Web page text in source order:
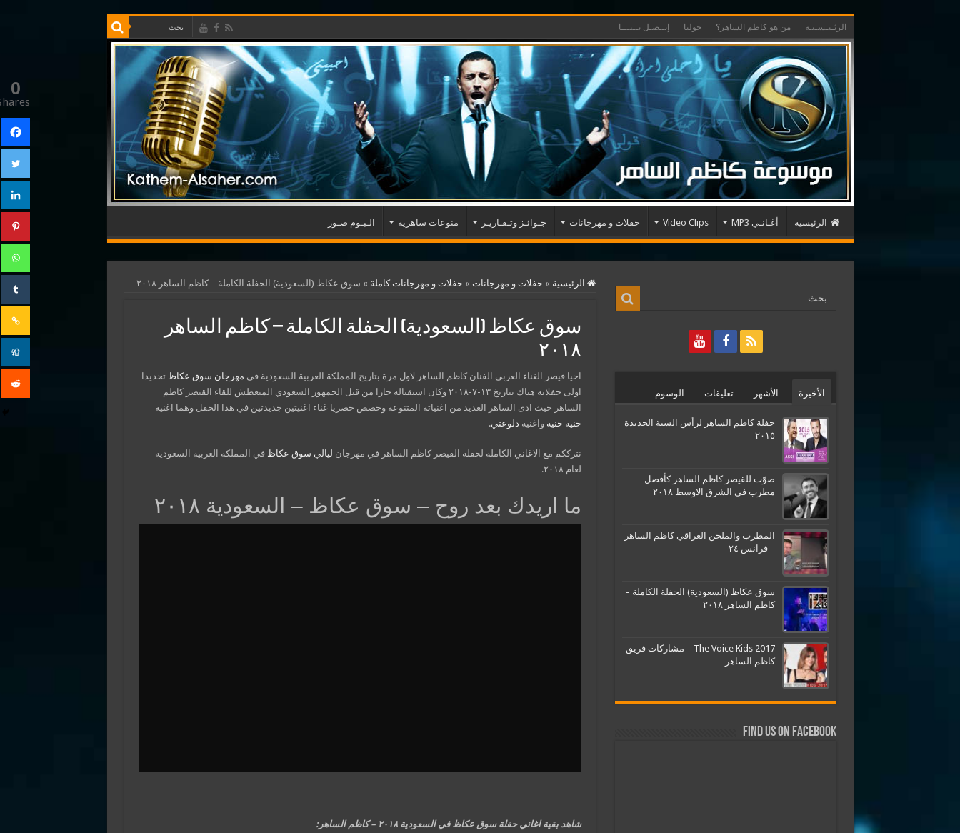
الرئـيـسـيـة من هو كاظم الساهر؟ حولنا إتــصـل بــنـــا
الرئيسية أغـانـي MP3 Video Clips حفلات و مهرجانات جـوائـز وتـقـاريـر منوعات ساهرية الـبـوم صـور
الرئيسية » حفلات و مهرجانات » حفلات و مهرجانات كاملة » سوق عكاظ (السعودية) الحفلة الكاملة – كاظم الساهر ٢٠١٨
سوق عكاظ (السعودية) الحفلة الكاملة – كاظم الساهر
٢٠١٨
احيا قيصر الغناء العربي الفنان كاظم الساهر لاول مرة بتاريخ المملكة العربية السعودية في مهرجان سوق عكاظ تحديدا
اولى حفلاته هناك بتاريخ ١٣-٧-٢٠١٨ وكان استقباله حارا من قبل الجمهور السعودي المتعطش للقاء القيصر كاظم
الساهر حيث ادى الساهر العديد من اغنياته المتنوعة وخصص حصريا غناء اغنيتين جديدتين في هذا الحفل وهما اغنية
حنيه حنيه واغنية دلوعتي.
نترككم مع الاغاني الكاملة لحفلة القيصر كاظم الساهر في مهرجان ليالي سوق عكاظ في المملكة العربية السعودية
لعام ٢٠١٨.
ما اريدك بعد روح – سوق عكاظ – السعودية ٢٠١٨
شاهد بقية اغاني حفلة سوق عكاظ في السعودية ٢٠١٨ – كاظم الساهر:
0
الأخيرة الأشهر تعليقات الوسوم
حفلة كاظم الساهر لرأس السنة الجديدة
٢٠١٥
صوّت للقيصر كاظم الساهر كأفضل
مطرب في الشرق الاوسط ٢٠١٨
المطرب والملحن العراقي كاظم الساهر
– فرانس ٢٤
سوق عكاظ (السعودية) الحفلة الكاملة –
كاظم الساهر ٢٠١٨
The Voice Kids 2017 – مشاركات فريق
كاظم الساهر
Find us on Facebook